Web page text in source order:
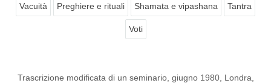
Vacuità Preghiere e rituali Shamata e vipashana Tantra
Voti
Trascrizione modificata di un seminario, giugno 1980, Londra,